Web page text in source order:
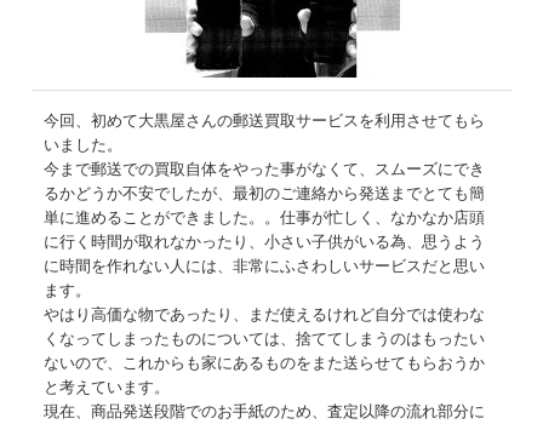
今回、初めて大黒屋さんの郵送買取サービスを利用させてもら
いました。
今まで郵送での買取自体をやった事がなくて、スムーズにでき
るかどうか不安でしたが、最初のご連絡から発送までとても簡
単に進めることができました。。仕事が忙しく、なかなか店頭
に行く時間が取れなかったり、小さい子供がいる為、思うよう
に時間を作れない人には、非常にふさわしいサービスだと思い
ます。
やはり高価な物であったり、まだ使えるけれど自分では使わな
くなってしまったものについては、捨ててしまうのはもったい
ないので、これからも家にあるものをまた送らせてもらおうか
と考えています。
現在、商品発送段階でのお手紙のため、査定以降の流れ部分に